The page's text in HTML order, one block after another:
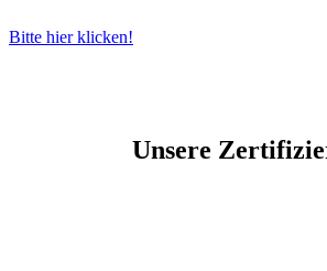
Bitte hier klicken!
Unsere